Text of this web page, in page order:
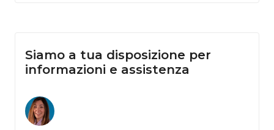
Siamo a tua disposizione per
informazioni e assistenza